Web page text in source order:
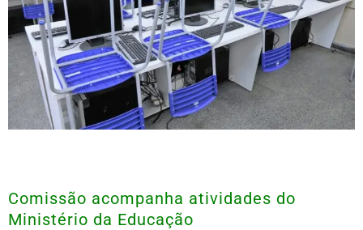
Comissão acompanha atividades do
Ministério da Educação